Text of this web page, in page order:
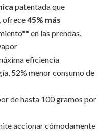
patentada que
ofrece45% más
en las prendas,
eficiencia
52% menor consumo de
de hasta 100 gramos por
accionar cómodamente